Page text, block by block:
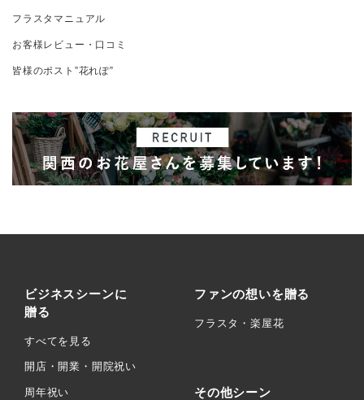
フラスタマニュアル
お客様レビュー・口コミ
皆様のポスト”花れぽ”
ビジネスシーンに
贈る
すべてを見る
開店・開業・開院祝い
周年祝い
ファンの想いを贈る
フラスタ・楽屋花
その他シーン